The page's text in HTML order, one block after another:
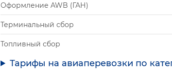
Оформление AWB (ГАН)
Терминальный сбор
Топливный сбор
Тарифы на авиаперевозки по